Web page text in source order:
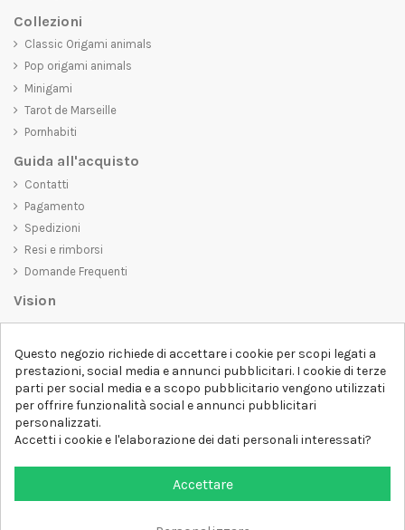
Collezioni
Classic Origami animals
Pop origami animals
Minigami
Tarot de Marseille
Pornhabiti
Guida all'acquisto
Contatti
Pagamento
Spedizioni
Resi e rimborsi
Domande Frequenti
Vision
belli da vedere, ma che trasmettano anche un messaggio importante.
Che siate alla ricerca di una t-shirt unica e di tendenza, di una felpa
comoda e accogliente o di un accessorio esclusivo,D-SHIRTha
qualcosa per tutti.
Follow us
Questo negozio richiede di accettare i cookie per scopi legati a
prestazioni, social media e annunci pubblicitari. I cookie di terze
parti per social media e a scopo pubblicitario vengono utilizzati
per offrire funzionalità social e annunci pubblicitari
personalizzati.
Accetti i cookie e l'elaborazione dei dati personali interessati?
Accettare